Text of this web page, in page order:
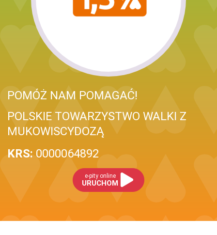
POMÓŻ NAM POMAGAĆ!
POLSKIE TOWARZYSTWO WALKI Z
MUKOWISCYDOZĄ
KRS: 0000064892
e-pity online
URUCHOM